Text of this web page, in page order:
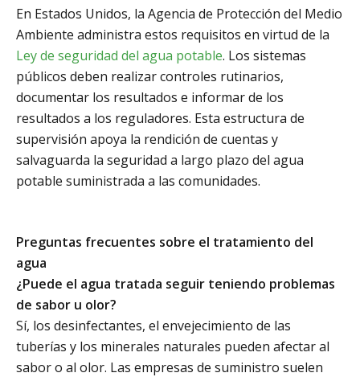
En Estados Unidos, la Agencia de Protección del Medio
Ambiente administra estos requisitos en virtud de la
Ley de seguridad del agua potable. Los sistemas
públicos deben realizar controles rutinarios,
documentar los resultados e informar de los
resultados a los reguladores. Esta estructura de
supervisión apoya la rendición de cuentas y
salvaguarda la seguridad a largo plazo del agua
potable suministrada a las comunidades.
Preguntas frecuentes sobre el tratamiento del
agua
¿Puede el agua tratada seguir teniendo problemas
de sabor u olor?
Sí, los desinfectantes, el envejecimiento de las
tuberías y los minerales naturales pueden afectar al
sabor o al olor. Las empresas de suministro suelen